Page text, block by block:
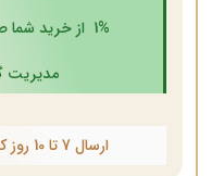
1% از خرید شما صرف امور خیر می شود !
مدیریت
ارسال 7 تا 10 روز کاری بعد از ثبت سفارش